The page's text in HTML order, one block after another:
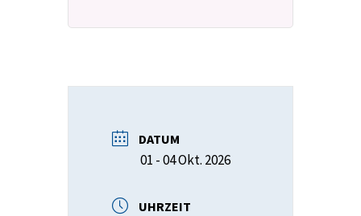
DATUM
01 - 04 Okt. 2026
UHRZEIT